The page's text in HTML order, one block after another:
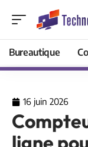
Bureautique
16 juin 2026
ligne